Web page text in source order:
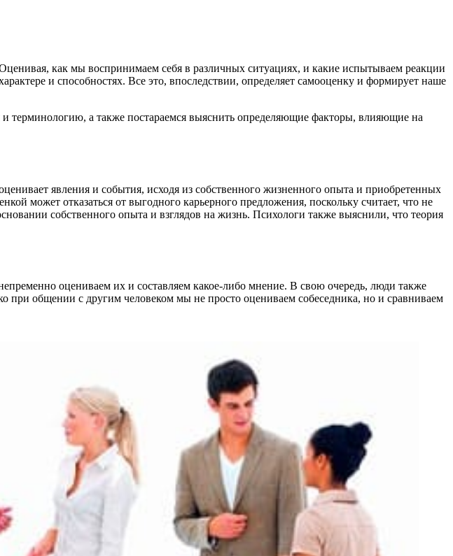
как мы воспринимаем себя в различных ситуациях, и какие испытываем реакции
и способностях. Все это, впоследствии, определяет самооценку и формирует наше
терминологию, а также постараемся выяснить определяющие факторы, влияющие на
явления и события, исходя из собственного жизненного опыта и приобретенных
может отказаться от выгодного карьерного предложения, поскольку считает, что не
собственного опыта и взглядов на жизнь. Психологи также выяснили, что теория
оцениваем их и составляем какое-либо мнение. В свою очередь, люди также
общении с другим человеком мы не просто оцениваем собеседника, но и сравниваем